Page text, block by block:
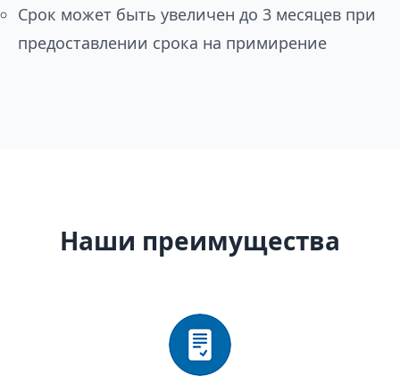
Срок может быть увеличен до 3 месяцев при
предоставлении срока на примирение
Наши преимущества